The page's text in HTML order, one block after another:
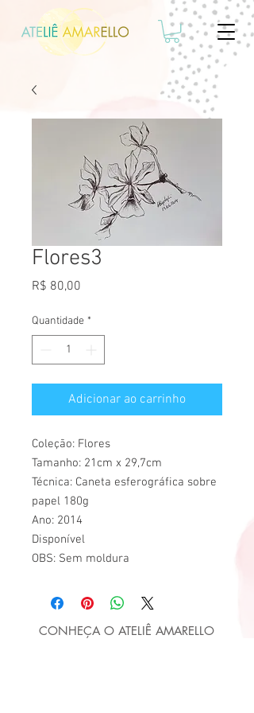
Flores3
R$ 80,00
Quantidade *
Adicionar ao carrinho
Coleção: Flores
Tamanho: 21cm x 29,7cm
Técnica: Caneta esferográfica sobre
papel 180g
Ano: 2014
Disponível
OBS: Sem moldura
CONHEÇA O ATELIÊ AMARELLO